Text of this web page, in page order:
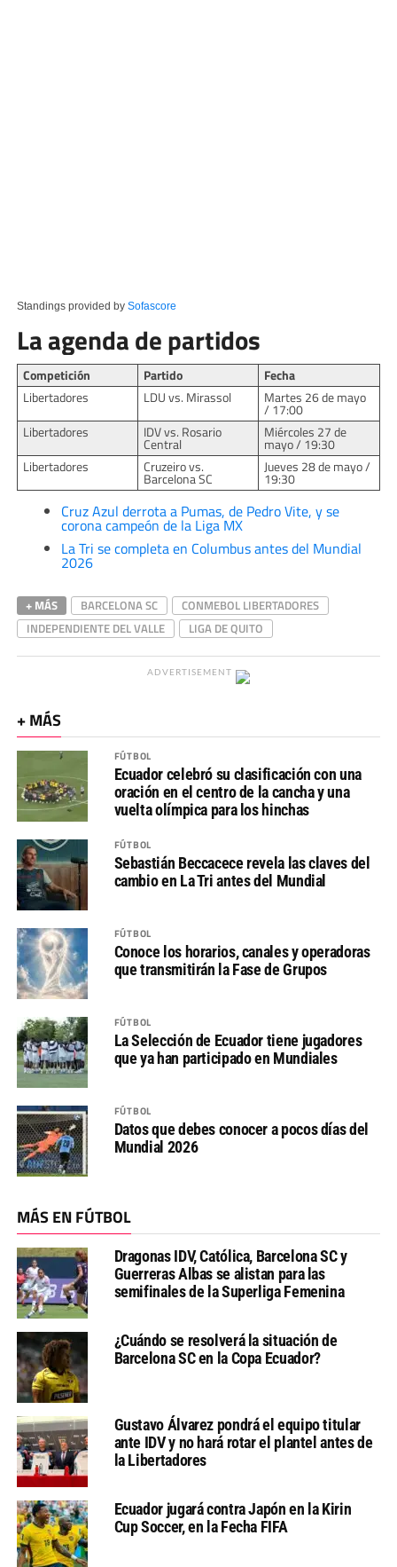
Standings provided by Sofascore
La agenda de partidos
Competición Partido
Fecha
Libertadores
LDU vs. Mirassol Martes 26 de mayo
/ 17:00
Libertadores
IDV vs. Rosario
Central
Miércoles 27 de
mayo / 19:30
Libertadores
Cruzeiro vs.
Barcelona SC
Jueves 28 de mayo /
19:30
Cruz Azul derrota a Pumas, de Pedro Vite, y se
corona campeón de la Liga MX
La Tri se completa en Columbus antes del Mundial
2026
+ MÁS BARCELONA SC
CONMEBOL LIBERTADORES
INDEPENDIENTE DEL VALLE
LIGA DE QUITO
ADVERTISEMENT
+ MÁS
FÚTBOL
Ecuador celebró su clasificación con una
oración en el centro de la cancha y una
vuelta olímpica para los hinchas
FÚTBOL
Sebastián Beccacece revela las claves del
cambio en La Tri antes del Mundial
FÚTBOL
Conoce los horarios, canales y operadoras
que transmitirán la Fase de Grupos
FÚTBOL
La Selección de Ecuador tiene jugadores
que ya han participado en Mundiales
FÚTBOL
Datos que debes conocer a pocos días del
Mundial 2026
MÁS EN FÚTBOL
Dragonas IDV, Católica, Barcelona SC y
Guerreras Albas se alistan para las
semifinales de la Superliga Femenina
¿Cuándo se resolverá la situación de
Barcelona SC en la Copa Ecuador?
Gustavo Álvarez pondrá el equipo titular
ante IDV y no hará rotar el plantel antes de
la Libertadores
Ecuador jugará contra Japón en la Kirin
Cup Soccer, en la Fecha FIFA